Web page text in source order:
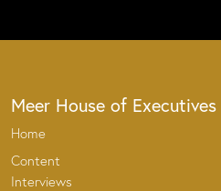
Meer House of Executives
Home
Content
Interviews